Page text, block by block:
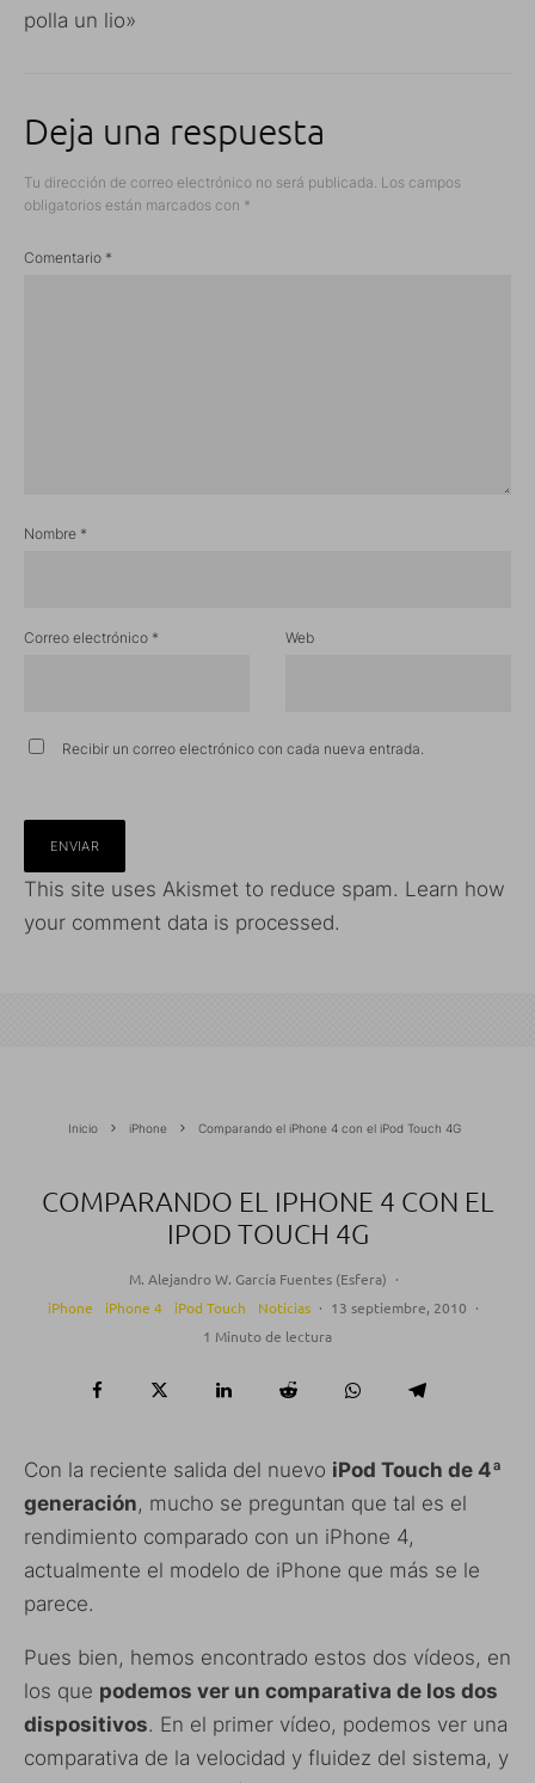
polla un lio»
Deja una respuesta
Tu dirección de correo electrónico no será publicada. Los campos
obligatorios están marcados con *
Comentario *
Nombre *
Correo electrónico * Web
Recibir un correo electrónico con cada nueva entrada.
This site uses Akismet to reduce spam. Learn how
your comment data is processed.
Inicio iPhone Comparando el iPhone 4 con el iPod Touch 4G
COMPARANDO EL IPHONE 4 CON EL
IPOD TOUCH 4G
M. Alejandro W. García Fuentes (Esfera) ·
iPhone
iPhone 4 iPod Touch Noticias · 13 septiembre, 2010 ·
1 Minuto de lectura
Con la reciente salida del nuevo iPod Touch de 4ª
generación, mucho se preguntan que tal es el
rendimiento comparado con un iPhone 4,
actualmente el modelo de iPhone que más se le
parece.
Pues bien, hemos encontrado estos dos vídeos, en
los que podemos ver un comparativa de los dos
dispositivos. En el primer vídeo, podemos ver una
comparativa de la velocidad y fluidez del sistema, y